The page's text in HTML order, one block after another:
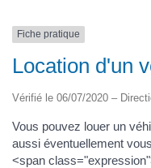
Fiche pratique
Location d'un
Vérifié le 06/07/2020 –
Vous pouvez louer un
aussi éventuellement
<span